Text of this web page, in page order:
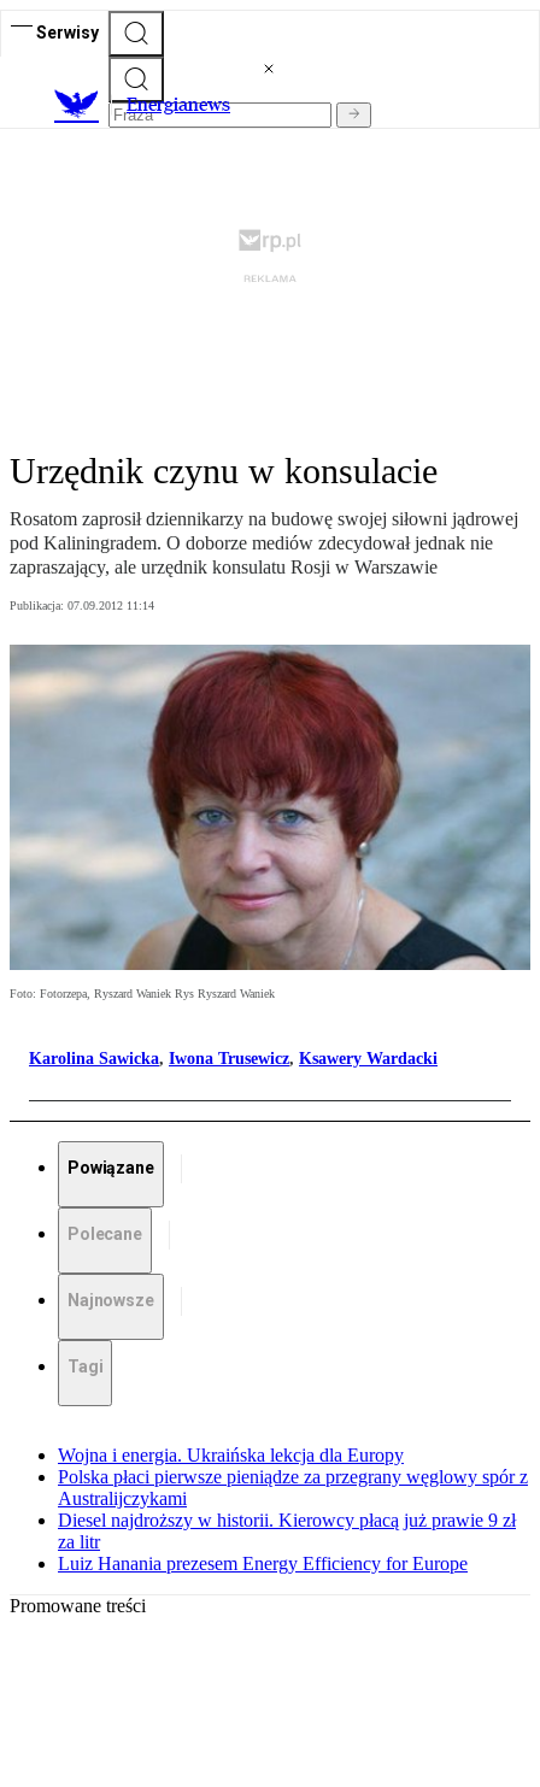
Serwisy
Energianews
Urzędnik czynu w konsulacie
Rosatom zaprosił dziennikarzy na budowę swojej siłowni jądrowej
pod Kaliningradem. O doborze mediów zdecydował jednak nie
zapraszający, ale urzędnik konsulatu Rosji w Warszawie
Publikacja: 07.09.2012 11:14
Foto: Fotorzepa, Ryszard Waniek Rys Ryszard Waniek
Karolina Sawicka, Iwona Trusewicz, Ksawery Wardacki
Powiązane
Polecane
Najnowsze
Tagi
Wojna i energia. Ukraińska lekcja dla Europy
Polska płaci pierwsze pieniądze za przegrany węglowy spór z
Australijczykami
Diesel najdroższy w historii. Kierowcy płacą już prawie 9 zł
za litr
Luiz Hanania prezesem Energy Efficiency for Europe
Promowane treści